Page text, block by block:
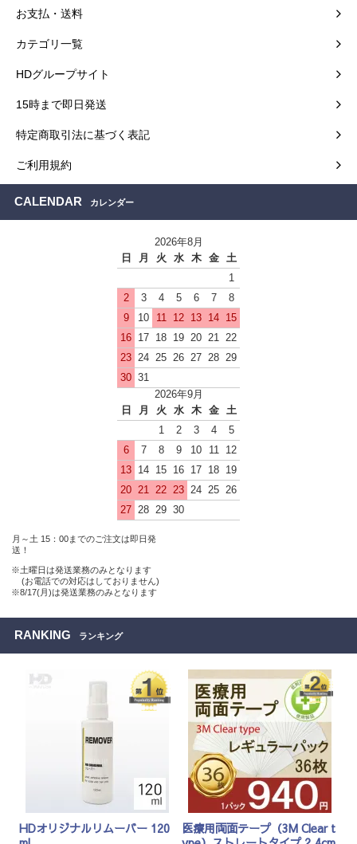
お支払・送料
カテゴリ一覧
HDグループサイト
15時まで即日発送
特定商取引法に基づく表記
ご利用規約
CALENDAR カレンダー
2026年8月
日
月 火 水 木 金
土
1
2
3 4 5 6 7
8
9
10 11 12 13 14 15
16 17 18 19 20 21
22
23 24 25 26 27 28 29
30 31
2026年9月
日
月 火 水 木 金
土
1
2 3 4
5
6
7 8 9 10 11
12
13 14 15 16 17 18 19
20 21 22 23 24 25 26
27 28 29 30
月～土 15：00までのご注文は即日発
送！
※土曜日は発送業務のみとなります
(お電話での対応はしておりません)
※8/17(月)は発送業務のみとなります
RANKING ランキング
HDオリジナルリムーバー 120
医療用両面テープ（3M Clear t